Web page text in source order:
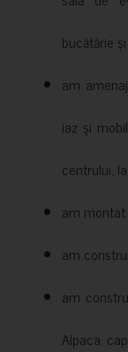
bucătărie
am
iaz și
centrului,
am
am
am
Alpaca,